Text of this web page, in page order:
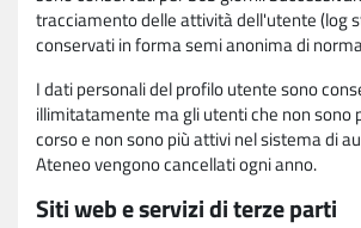
tracciamento delle attività dell'utente (log
conservati in forma semi anonima di
I dati personali del profilo utente sono
illimitatamente ma gli utenti che non sono
corso e non sono più attivi nel sistema di
Ateneo vengono cancellati ogni anno.
Siti web e servizi di terze parti